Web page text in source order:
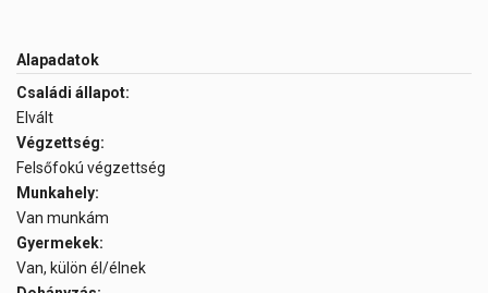
Alapadatok
Családi állapot:
Elvált
Végzettség:
Felsőfokú végzettség
Munkahely:
Van munkám
Gyermekek:
Van, külön él/élnek